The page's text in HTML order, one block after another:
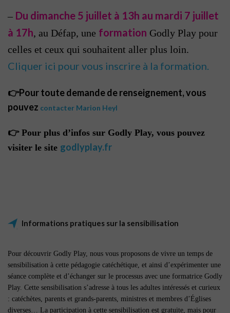
– Du dimanche 5 juillet à 13h au mardi 7 juillet
à 17h, au Défap, une formation Godly Play pour
celles et ceux qui souhaitent aller plus loin.
Cliquer ici pour vous inscrire à la formation.
👉Pour toute demande de renseignement, vous
pouvez contacter Marion Heyl
👉 Pour plus d’infos sur Godly Play, vous pouvez
visiter le site godlyplay.fr
Informations pratiques sur la sensibilisation
Pour découvrir Godly Play, nous vous proposons de vivre un temps de
sensibilisation à cette pédagogie catéchétique, et ainsi d’expérimenter une
séance complète et d’échanger sur le processus avec une formatrice Godly
Play. Cette sensibilisation s’adresse à tous les adultes intéressés et curieux
: catéchètes, parents et grands-parents, ministres et membres d’Églises
diverses… La participation à cette sensibilisation est gratuite, mais pour